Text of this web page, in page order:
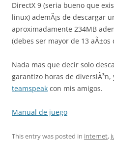
DirectX 9 (seria bueno que
linux) ademÃ¡s de descargar
aproximadamente 234MB
(debes ser mayor de 13 aÃ±os
Nada mas que decir solo
garantizo horas de diversiÃ³n,
teamspeak con mis amigos.
Manual de juego
This entry was posted in internet,